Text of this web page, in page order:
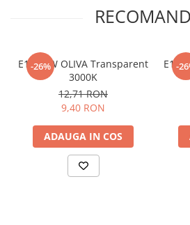
-26%
E14 04W OLIVA Transparent
3000K
12,71 RON
9,40 RON
ADAUGA IN COS
-
E14